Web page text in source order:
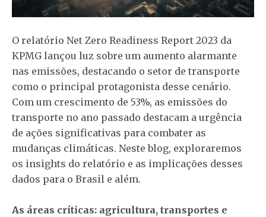
O relatório Net Zero Readiness Report 2023 da
KPMG lançou luz sobre um aumento alarmante
nas emissões, destacando o setor de transporte
como o principal protagonista desse cenário.
Com um crescimento de 53%, as emissões do
transporte no ano passado destacam a urgência
de ações significativas para combater as
mudanças climáticas. Neste blog, exploraremos
os insights do relatório e as implicações desses
dados para o Brasil e além.
As áreas críticas: agricultura, transportes e